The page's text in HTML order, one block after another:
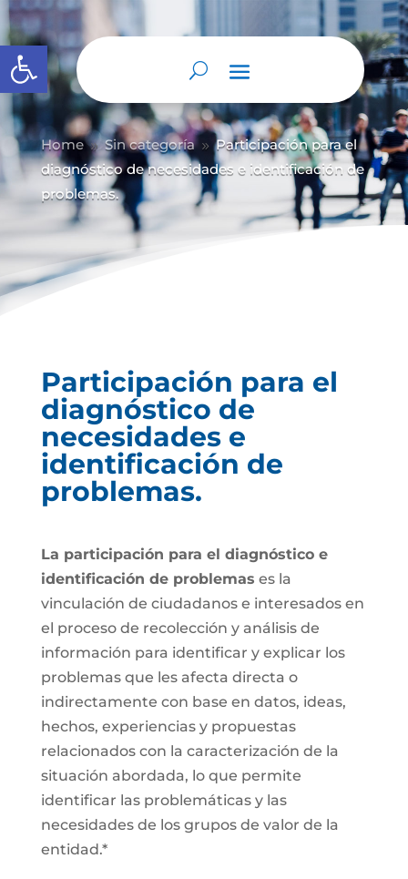
Abrir barra de herramientas
Home 9 Sin categoría 9 Participación para el
diagnóstico de necesidades e identificación de
problemas.
Participación para el
diagnóstico de
necesidades e
identificación de
problemas.
La participación para el diagnóstico e
identificación de problemas es la
vinculación de ciudadanos e interesados en
el proceso de recolección y análisis de
información para identificar y explicar los
problemas que les afecta directa o
indirectamente con base en datos, ideas,
hechos, experiencias y propuestas
relacionados con la caracterización de la
situación abordada, lo que permite
identificar las problemáticas y las
necesidades de los grupos de valor de la
entidad.*